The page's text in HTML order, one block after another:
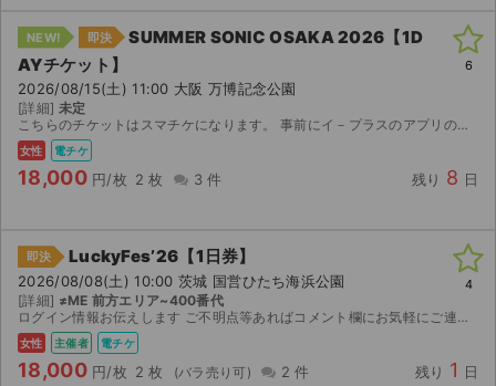
NEW! 即決
SUMMER SONIC OSAKA 2026【1D
AYチケット】
2026/08/15(土) 11:00 大阪 万博記念公園
[詳細] 未定
こちらのチケットはスマチケになります。 事前にイ－プラスのアプリのインストールをお済ませください。 【注意事項】 公演が中止となった場合のみ、手数料を差し引いた金額を返金いたします。 取引確定...
女性 電チケ
18,000 円/枚 2 枚 3 件 残り 8 日
6
即決 LuckyFes’26【1日券】
2026/08/08(土) 10:00 茨城 国営ひたち海浜公園
[詳細] ≠ME 前方エリア~400番代
ログイン情報お伝えします ご不明点等あればコメント欄にお気軽にご連絡ください！
女性 主催者 電チケ
18,000 円/枚 2 枚 2 件 残り 1 日
4